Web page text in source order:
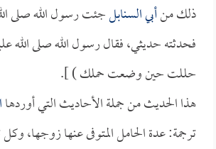
ذلك منأبي السنابلجئت رسول الله صلى
فحدثته حديثي، فقال رسول الله صلى الله
حللت حين وضعت حملك ) ].
هذا الحديث من جملة الأحاديث التي أوردها
ترجمة: عدة الحامل المتوفى عنها زوجها،